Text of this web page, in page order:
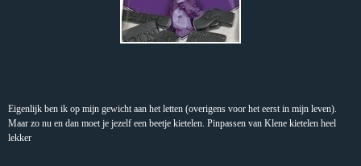
Eigenlijk ben ik op mijn gewicht aan het letten (overigens voor het eerst in mijn leven).
Maar zo nu en dan moet je jezelf een beetje kietelen. Pinpassen van Klene kietelen heel
lekker